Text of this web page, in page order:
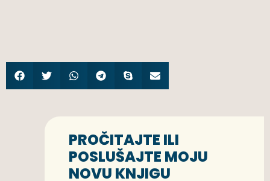
PROČITAJTE ILI
POSLUŠAJTE MOJU
NOVU KNJIGU